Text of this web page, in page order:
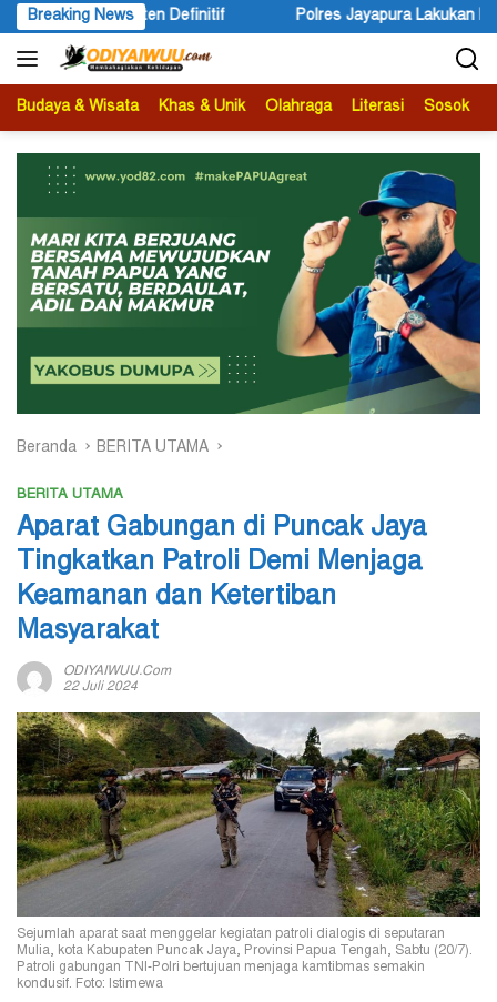
Langsung
ke
konten
Breaking News
Jayapura Lakukan Penyelidikan Pasca Keracunan Akibat
Budaya & Wisata Khas & Unik Olahraga Literasi Sosok
Beranda BERITA UTAMA
BERITA UTAMA
Aparat Gabungan di Puncak Jaya
Tingkatkan Patroli Demi Menjaga
Keamanan dan Ketertiban
Masyarakat
ODIYAIWUU.com
22 Juli 2024
Sejumlah aparat saat menggelar kegiatan patroli dialogis di seputaran
Mulia, kota Kabupaten Puncak Jaya, Provinsi Papua Tengah, Sabtu (20/7).
Patroli gabungan TNI-Polri bertujuan menjaga kamtibmas semakin
kondusif. Foto: Istimewa